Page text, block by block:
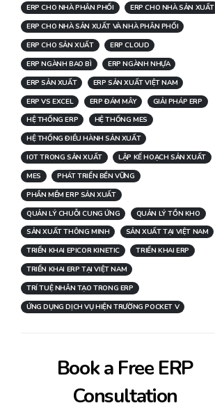
ERP CHO NHÀ PHÂN PHỐI
ERP CHO NHÀ SẢN XUẤT
ERP CHO NHÀ SẢN XUẤT VÀ NHÀ PHÂN PHỐI
ERP CHO SẢN XUẤT
ERP CLOUD
ERP NGÀNH BAO BÌ
ERP NGÀNH NHỰA
ERP SẢN XUẤT
ERP SẢN XUẤT VIỆT NAM
ERP VS EXCEL
ERP ĐÁM MÂY
GIẢI PHÁP ERP
HỆ THỐNG ERP
HỆ THỐNG MES
HỆ THỐNG ĐIỀU HÀNH SẢN XUẤT
IOT TRONG SẢN XUẤT
LẬP KẾ HOẠCH SẢN XUẤT
MES
PHÁT TRIỂN BỀN VỮNG
PHẦN MỀM ERP SẢN XUẤT
QUẢN LÝ CHUỖI CUNG ỨNG
QUẢN LÝ TỒN KHO
SẢN XUẤT THÔNG MINH
SẢN XUẤT TẠI VIỆT NAM
TRIỂN KHAI EPICOR KINETIC
TRIỂN KHAI ERP
TRIỂN KHAI ERP TẠI VIỆT NAM
TRÍ TUỆ NHÂN TẠO TRONG ERP
ỨNG DỤNG DỊCH VỤ HIỆN TRƯỜNG POCKET V
Book a Free ERP
Consultation